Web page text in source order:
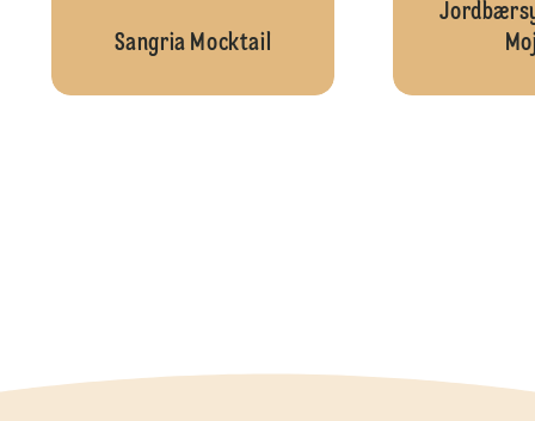
Sangria Mocktail